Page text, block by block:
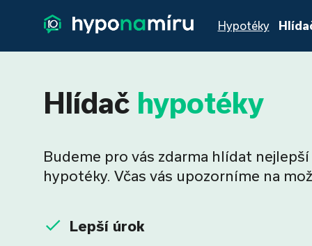
Hypotéky
Hlídač hypotéky
Budeme pro vás zdarma hlídat
hypotéky. Včas vás upozorníme na
Lepší úrok